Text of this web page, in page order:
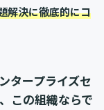
解決に徹底的にコ
タープライズセ
この組織ならで